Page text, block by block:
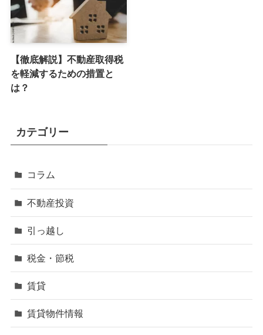
【徹底解説】不動産取得税
を軽減するための措置と
は？
カテゴリー
コラム
不動産投資
引っ越し
税金・節税
賃貸
賃貸物件情報